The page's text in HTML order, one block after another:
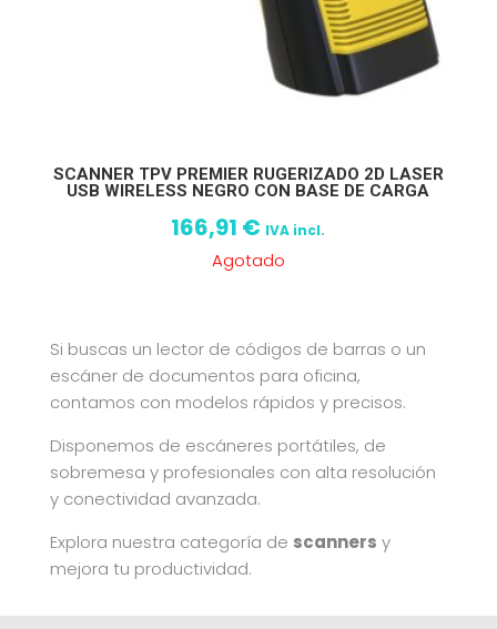
SCANNER TPV PREMIER RUGERIZADO 2D LASER
USB WIRELESS NEGRO CON BASE DE CARGA
166,91 € IVA incl.
Agotado
Si buscas un lector de códigos de barras o un
escáner de documentos para oficina,
contamos con modelos rápidos y precisos.
Disponemos de escáneres portátiles, de
sobremesa y profesionales con alta resolución
y conectividad avanzada.
Explora nuestra categoría de scanners y
mejora tu productividad.